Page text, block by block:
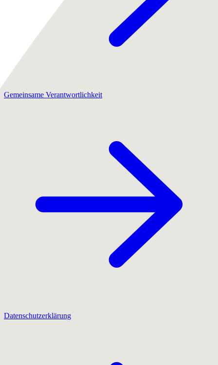
Gemeinsame Verantwortlichkeit
Datenschutzerklärung